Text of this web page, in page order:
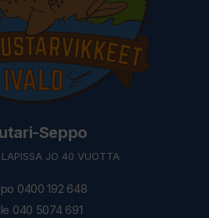
Seppo
LAPISSA JO 40 VUOTTA
0400 192 648
040 5074 691